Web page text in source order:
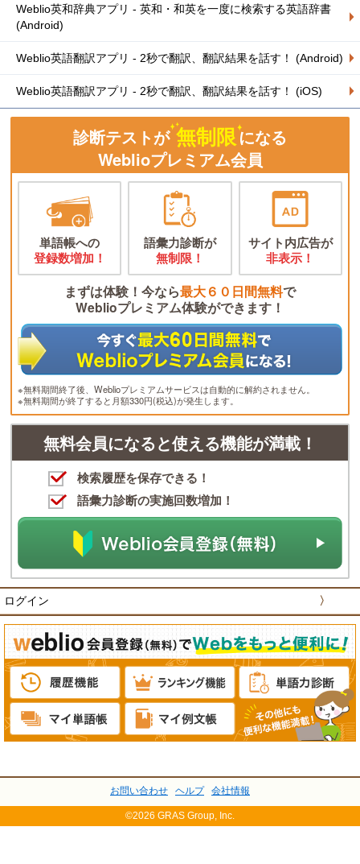
Weblio英和辞典アプリ - 英和・和英を一度に検索する英語辞書
(Android)
Weblio英語翻訳アプリ - 2秒で翻訳、翻訳結果を話す！ (Android)
Weblio英語翻訳アプリ - 2秒で翻訳、翻訳結果を話す！ (iOS)
診断テストが 無制限になる
Weblioプレミアム会員
単語帳への
登録数増加！
語彙力診断が
無制限！
サイト内広告が
非表示！
まずは体験！今なら最大６０日間無料で
Weblioプレミアム体験ができます！
※無料期間終了後、Weblioプレミアムサービスは自動的に解約されません。
※無料期間が終了すると月額330円(税込)が発生します。
無料会員になると使える機能が満載！
検索履歴を保存できる！
語彙力診断の実施回数増加！
ログイン 〉
お問い合わせ ヘルプ 会社情報
©2026 GRAS Group, Inc.